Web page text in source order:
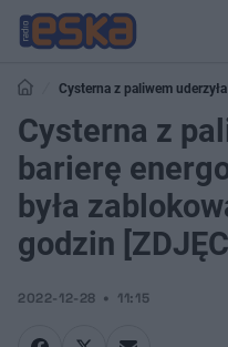
Cysterna z paliwem
zablokowana przez kilka godzin
Cysterna z
barierę
była
godzin
2022-12-28 11:15